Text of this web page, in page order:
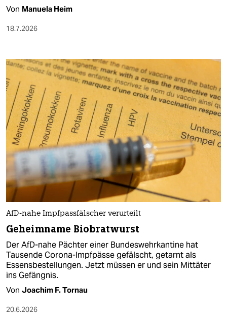
Von Manuela Heim
18.7.2026
AfD-nahe Impfpassfälscher verurteilt
Geheimname Biobratwurst
Der AfD-nahe Pächter einer Bundeswehrkantine hat
Tausende Corona-Impfpässe gefälscht, getarnt als
Essensbestellungen. Jetzt müssen er und sein Mittäter
ins Gefängnis.
Von Joachim F. Tornau
20.6.2026